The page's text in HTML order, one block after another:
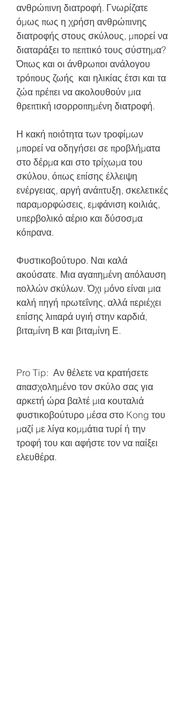
ανθρώπινη διατροφή. Γνωρίζατε
όμως πως η χρήση ανθρώπινης
διατροφής στους σκύλους, μπορεί να
διαταράξει το πεπτικό τους σύστημα?
Όπως και οι άνθρωποι ανάλογου
τρόπους ζωής  και ηλικίας έτσι και τα
ζώα πρέπει να ακολουθούν μια
θρεπτική ισορροπημένη διατροφή.
Η κακή ποιότητα των τροφίμων
μπορεί να οδηγήσει σε προβλήματα
στο δέρμα και στο τρίχωμα του
σκύλου, όπως επίσης έλλειψη
ενέργειας, αργή ανάπτυξη, σκελετικές
παραμορφώσεις, εμφάνιση κοιλιάς,
υπερβολικό αέριο και δύσοσμα
κόπρανα.​​
Φυστικοβούτυρο. Ναι καλά
ακούσατε. Μια αγαπημένη απόλαυση
πολλών σκύλων. Όχι μόνο είναι μια
καλή πηγή πρωτεΐνης, αλλά περιέχει
επίσης λιπαρά υγιή στην καρδιά,
βιταμίνη Β και βιταμίνη Ε.
Pro Tip:  Αν θέλετε να κρατήσετε
απασχολημένο τον σκύλο σας για
αρκετή ώρα βαλτέ μια κουταλιά
φυστικοβούτυρο μέσα στο Kong του
μαζί με λίγα κομμάτια τυρί ή την
τροφή του και αφήστε τον να παίξει
ελευθέρα.